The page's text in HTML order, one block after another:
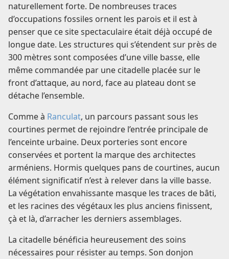
naturellement forte. De nombreuses traces
d’occupations fossiles ornent les parois et il est à
penser que ce site spectaculaire était déjà occupé de
longue date. Les structures qui s’étendent sur près de
300 mètres sont composées d’une ville basse, elle
même commandée par une citadelle placée sur le
front d’attaque, au nord, face au plateau dont se
détache l’ensemble.
Comme à Ranculat, un parcours passant sous les
courtines permet de rejoindre l’entrée principale de
l’enceinte urbaine. Deux porteries sont encore
conservées et portent la marque des architectes
arméniens. Hormis quelques pans de courtines, aucun
élément significatif n’est à relever dans la ville basse.
La végétation envahissante masque les traces de bâti,
et les racines des végétaux les plus anciens finissent,
çà et là, d’arracher les derniers assemblages.
La citadelle bénéficia heureusement des soins
nécessaires pour résister au temps. Son donjon